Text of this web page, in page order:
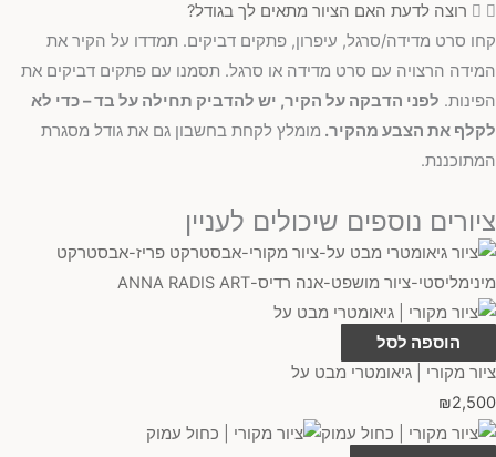
רוצה לדעת האם הציור מתאים לך בגודל?
קחו סרט מדידה/סרגל, עיפרון, פתקים דביקים. תמדדו על הקיר את
המידה הרצויה עם סרט מדידה או סרגל. תסמנו עם פתקים דביקים את
הפינות. לפני הדבקה על הקיר, יש להדביק תחילה על בד – כדי לא
לקלף את הצבע מהקיר. מומלץ לקחת בחשבון גם את גודל מסגרת
המתוכננת.
ציורים נוספים שיכולים לעניין
הוספה לסל
ציור מקורי | גיאומטרי מבט על
₪2,500